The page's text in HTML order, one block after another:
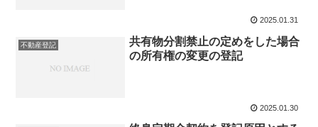
2025.01.31
不動産登記
共有物分割禁止の定めをした場合
の所有権の変更の登記
2025.01.30